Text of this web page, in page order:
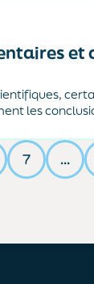
et
les
ou
7 …